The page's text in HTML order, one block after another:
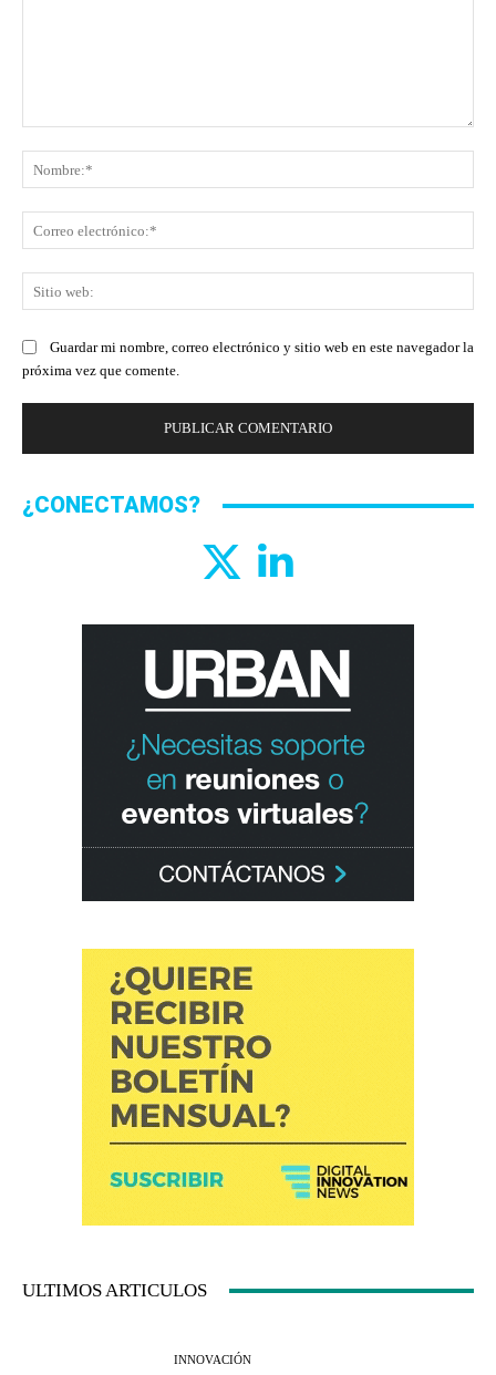
Guardar mi nombre, correo electrónico y sitio web en este navegador la
próxima vez que comente.
¿CONECTAMOS?
ULTIMOS ARTICULOS
INNOVACIÓN